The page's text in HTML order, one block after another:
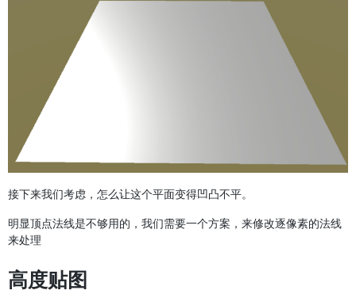
接下来我们考虑，怎么让这个平面变得凹凸不平。
明显顶点法线是不够用的，我们需要一个方案，来修改逐像素的法线
来处理
高度贴图